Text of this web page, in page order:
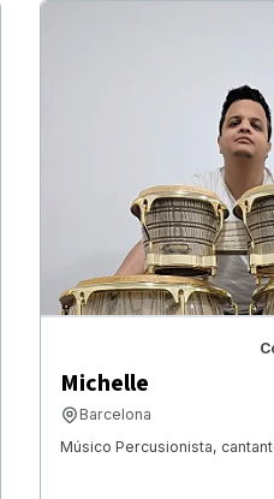
Michelle
Barcelona
Músico Percusionista,